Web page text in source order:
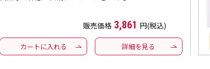
販売価格 3,861 円(税込)
カートに入れる 詳細を見る